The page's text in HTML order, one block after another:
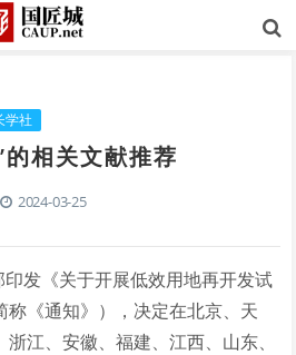
学社
相关文献推荐
2024-03-25
发《关于开展低效用地再开发试
称《通知》），决定在北京、天
江、安徽、福建、江西、山东、